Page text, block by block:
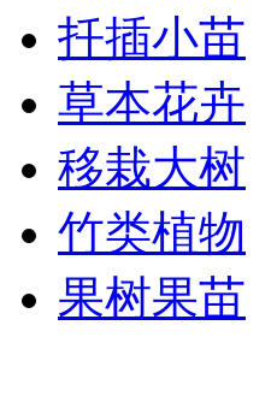
扦插小苗
草本花卉
移栽大树
竹类植物
果树果苗